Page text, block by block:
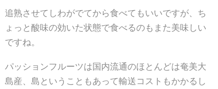
追熟させてしわがでてから食べてもいいですが、ち
ょっと酸味の効いた状態で食べるのもまた美味しい
ですね。
パッションフルーツは国内流通のほとんどは奄美大
島産、島ということもあって輸送コストもかかるし